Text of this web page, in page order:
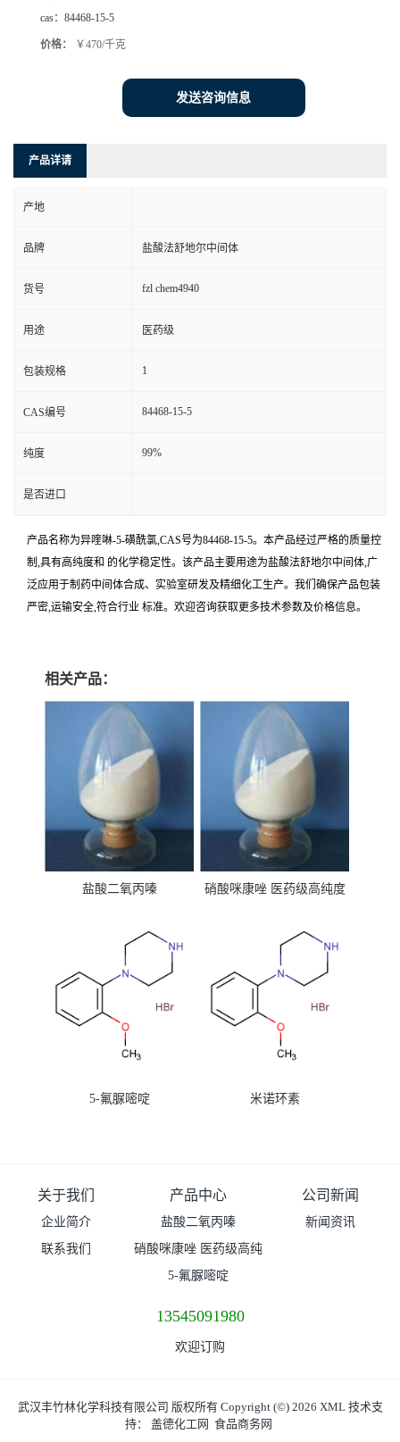
cas： 84468-15-5
价格： ￥470/千克
发送咨询信息
产品详请
产地
品牌 盐酸法舒地尔中间体
货号 fzl chem4940
用途 医药级
包装规格 1
CAS编号 84468-15-5
纯度 99%
是否进口
产品名称为异喹啉-5-磺酰氯,CAS号为84468-15-5。本产品经过严格的质量控
制,具有高纯度和 的化学稳定性。该产品主要用途为盐酸法舒地尔中间体,广
泛应用于制药中间体合成、实验室研发及精细化工生产。我们确保产品包装
严密,运输安全,符合行业 标准。欢迎咨询获取更多技术参数及价格信息。
相关产品：
盐酸二氧丙嗪
硝酸咪康唑 医药级高纯度
5-氟脲嘧啶 米诺环素
关于我们
企业简介
联系我们
产品中心
盐酸二氧丙嗪
硝酸咪康唑 医药级高纯
度99%原粉
5-氟脲嘧啶
公司新闻
新闻资讯
13545091980
欢迎订购
武汉丰竹林化学科技有限公司 版权所有 Copyright (©) 2026 XML技术支
持： 盖德化工网 食品商务网